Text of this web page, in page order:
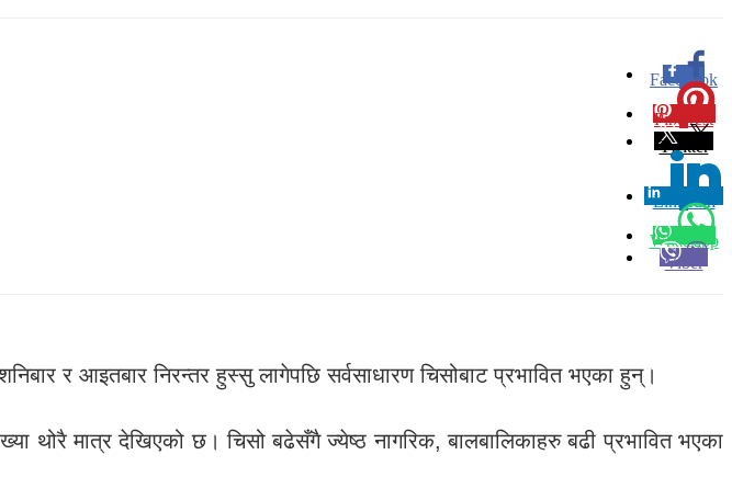
Facebook
0
Pinterest
Twitter
Linkedin
0
Whatsapp
Viber
र आइतबार निरन्तर हुस्सु लागेपछि सर्वसाधारण चिसोबाट प्रभावित भएका हुन्।
थोरै मात्र देखिएको छ। चिसो बढेसँगै ज्येष्ठ नागरिक, बालबालिकाहरु बढी प्रभावित भएका